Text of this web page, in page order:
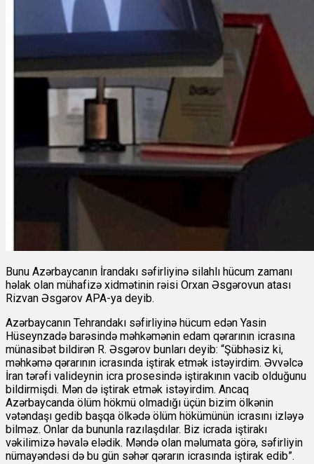
Bunu Azərbaycanın İrandakı səfirliyinə silahlı hücum zamanı
həlak olan mühafizə xidmətinin rəisi Orxan Əsgərovun atası
Rizvan Əsgərov APA-ya deyib.
Azərbaycanın Tehrandakı səfirliyinə hücum edən Yasin
Hüseynzadə barəsində məhkəmənin edam qərarının icrasına
münasibət bildirən R. Əsgərov bunları deyib: “Şübhəsiz ki,
məhkəmə qərarının icrasında iştirak etmək istəyirdim. Əvvəlcə
İran tərəfi valideynin icra prosesində iştirakının vacib olduğunu
bildirmişdi. Mən də iştirak etmək istəyirdim. Ancaq
Azərbaycanda ölüm hökmü olmadığı üçün bizim ölkənin
vətəndaşı gedib başqa ölkədə ölüm hökümünün icrasını izləyə
bilməz. Onlar da bununla razılaşdılar. Biz icrada iştirakı
vəkilimizə həvalə elədik. Məndə olan məlumata görə, səfirliyin
nümayəndəsi də bu gün səhər qərarın icrasında iştirak edib”.